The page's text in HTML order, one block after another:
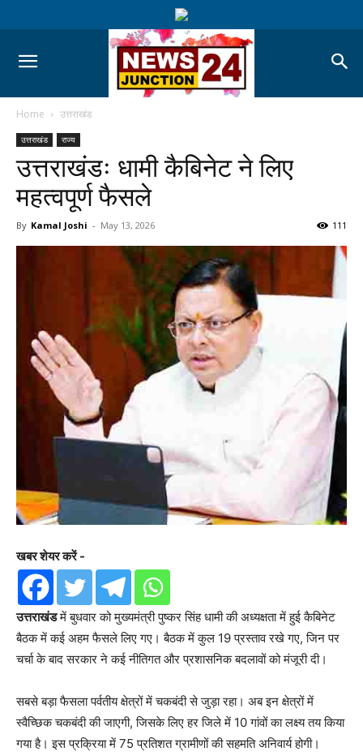
Home उत्तराखंड
उत्तराखंड राज्य
उत्तराखंडः धामी कैबिनेट ने लिए
महत्वपूर्ण फैसले
By Kamal Joshi - May 13, 2026 111
खबर शेयर करें -
उत्तराखंडमें बुधवार को मुख्यमंत्री पुष्कर सिंह धामी की अध्यक्षता में हुई कैबिनेट
बैठक में कई अहम फैसले लिए गए। बैठक में कुल 19 प्रस्ताव रखे गए, जिन पर
चर्चा के बाद सरकार ने कई नीतिगत और प्रशासनिक बदलावों को मंजूरी दी।
सबसे बड़ा फैसला पर्वतीय क्षेत्रों में चकबंदी से जुड़ा रहा। अब इन क्षेत्रों में
स्वैच्छिक चकबंदी की जाएगी, जिसके लिए हर जिले में 10 गांवों का लक्ष्य तय किया
गया है। इस प्रक्रिया में 75 प्रतिशत ग्रामीणों की सहमति अनिवार्य होगी।